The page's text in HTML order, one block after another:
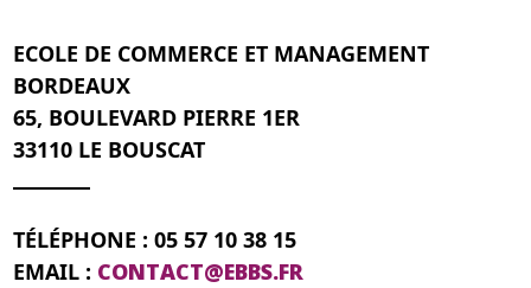
ECOLE DE COMMERCE ET MANAGEMENT
BORDEAUX
65, BOULEVARD PIERRE 1ER
33110 LE BOUSCAT
TÉLÉPHONE : 05 57 10 38 15
EMAIL : CONTACT@EBBS.FR